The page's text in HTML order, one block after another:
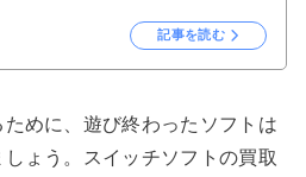
記事を読む
めに、遊び終わったソフトは
ょう。スイッチソフトの買取